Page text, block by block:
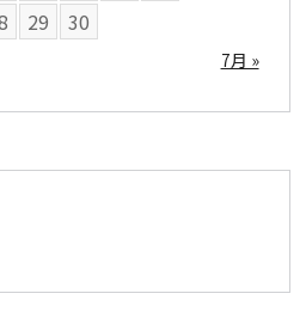
29 30
7月 »